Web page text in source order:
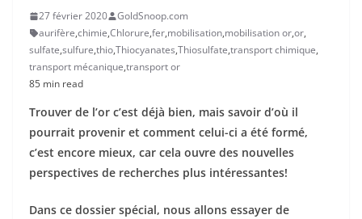
27 février 2020
GoldSnoop.com
aurifère,chimie,Chlorure,fer,mobilisation,mobilisation or,or,
sulfate,sulfure,thio,Thiocyanates,Thiosulfate,transport chimique,
transport mécanique,transport or
85 min read
Trouver de l’or c’est déjà bien, mais savoir d’où il
pourrait provenir et comment celui-ci a été formé,
c’est encore mieux, car cela ouvre des nouvelles
perspectives de recherches plus intéressantes!
Dans ce dossier spécial, nous allons essayer de